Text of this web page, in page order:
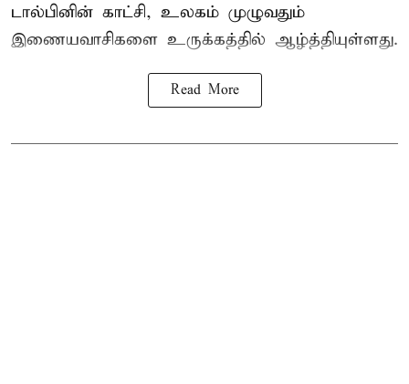
டால்பினின் காட்சி, உலகம் முழுவதும்
இணையவாசிகளை உருக்கத்தில் ஆழ்த்தியுள்ளது.
Read More